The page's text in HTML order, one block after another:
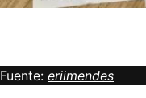
Fuente: eriimendes